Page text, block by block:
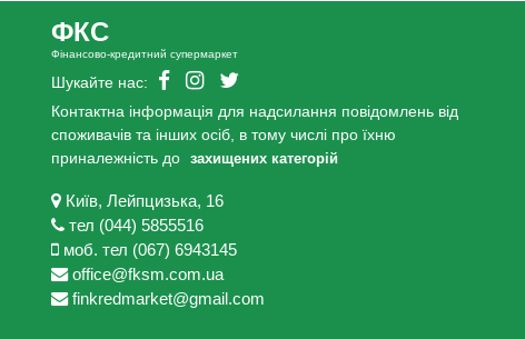
ФКС
Фінансово-кредитний супермаркет
Шукайте нас:
Контактна інформація для надсилання повідомлень від
споживачів та інших осіб, в тому числі про їхню
приналежність до
захищених категорій
Київ, Лейпцизька, 16
тел (044) 5855516
моб. тел (067) 6943145
office@fksm.com.ua
finkredmarket@gmail.com